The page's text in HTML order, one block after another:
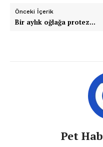
Önceki İçerik
Bir aylık oğlağa protez…
Pet